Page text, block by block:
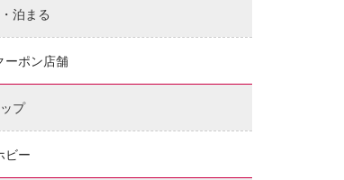
泊まる
ーポン店舗
プ
ビー